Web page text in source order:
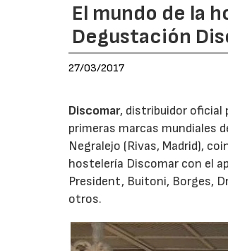
El mundo de la
Degustación
27/03/2017
Discomar, distribuidor oficial
primeras marcas mundiales
Negralejo (Rivas, Madrid),
hostelería Discomar con el
President, Buitoni, Borges,
otros.